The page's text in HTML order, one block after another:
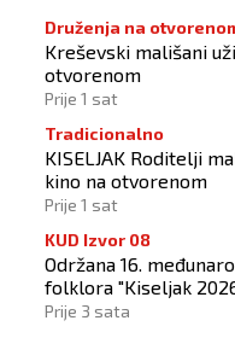
Druženja na
Kreševski mališani
otvorenom
Prije 1 sat
Tradicionalno
KISELJAK Roditelji
kino na otvorenom
Prije 1 sat
KUD Izvor 08
Održana 16.
folklora "Kiseljak
Prije 3 sata